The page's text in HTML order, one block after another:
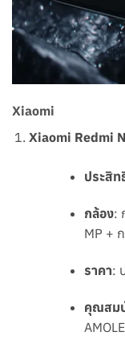
Xiaomi
Xiaomi Redmi
ประสิ
กล้อง:
MP +
ราคา:
คุณสม